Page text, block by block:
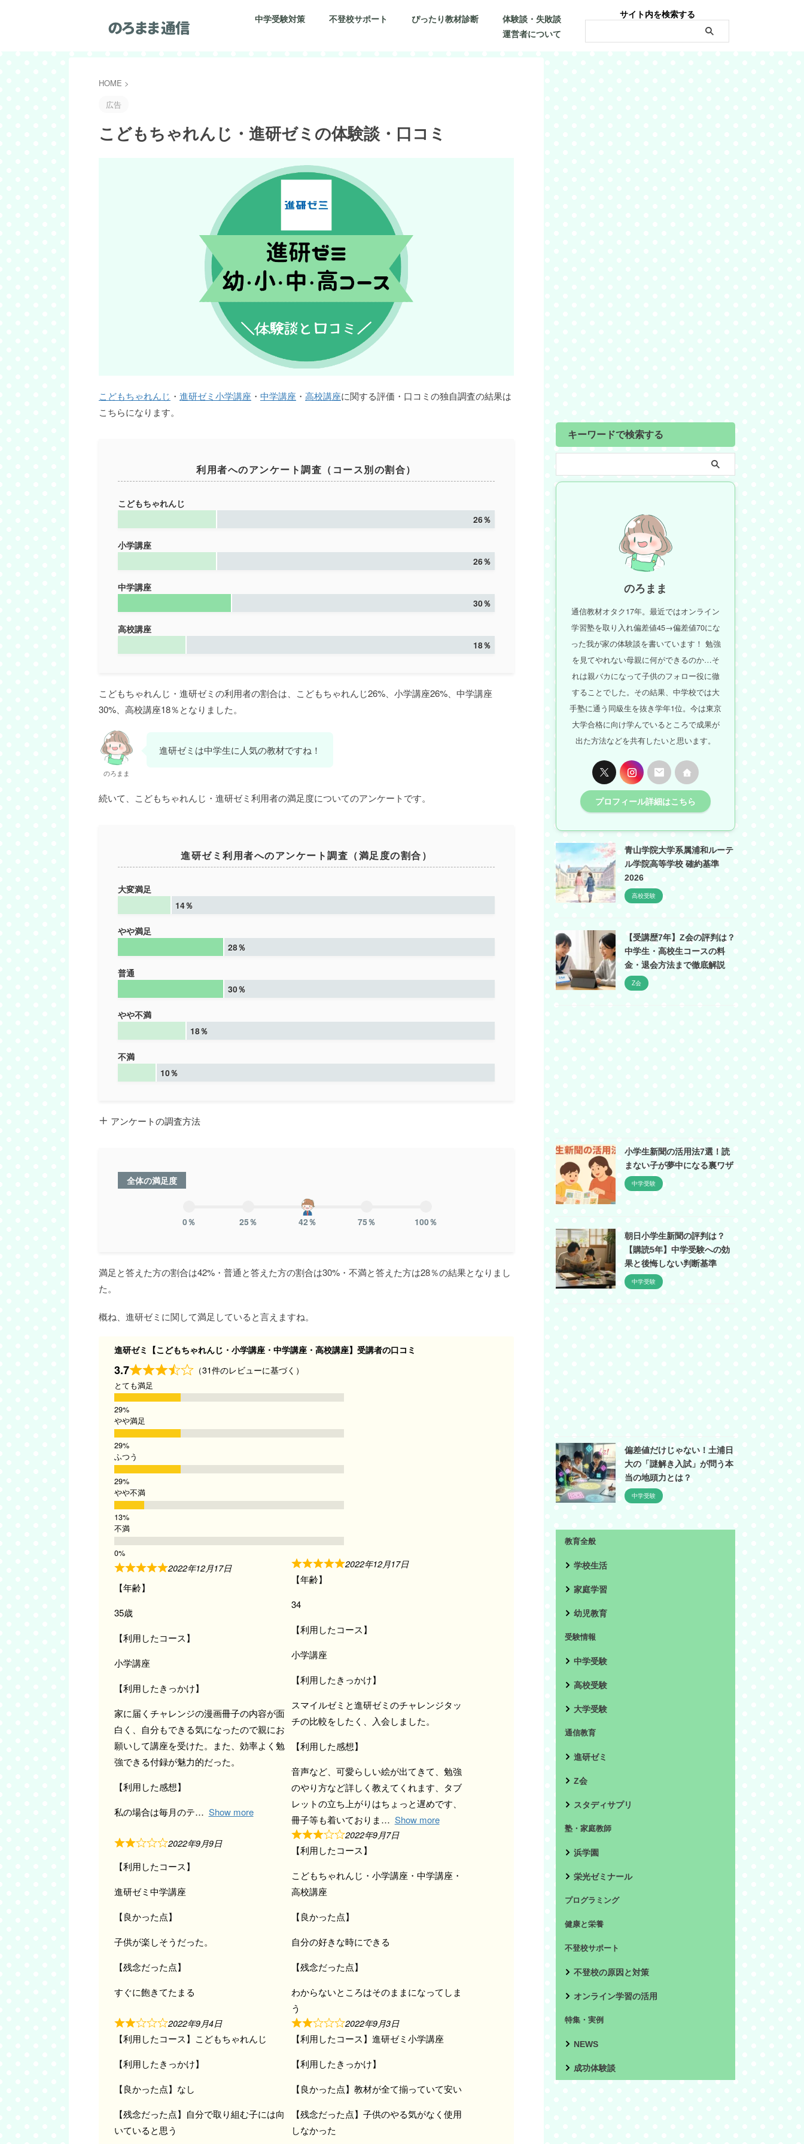
中学受験対策 不登校サポート ぴったり教材診断
体験談・失敗談
運営者について
サイト内を検索する
HOME >
広告
こどもちゃれんじ・進研ゼミの体験談・口コミ
こどもちゃれんじ ・ 進研ゼミ小学講座 ・ 中学講座 ・ 高校講座に関する評価・口コミの独自調査の結果は
こちらになります。
利用者へのアンケート調査（コース別の割合）
こどもちゃれんじ
26％
小学講座
26％
中学講座
30％
高校講座
18％
こどもちゃれんじ・進研ゼミの利用者の割合は、こどもちゃれんじ26%、小学講座26%、中学講座
30%、高校講座18％となりました。
のろまま
進研ゼミは中学生に人気の教材ですね！
続いて、こどもちゃれんじ・進研ゼミ利用者の満足度についてのアンケートです。
進研ゼミ利用者へのアンケート調査（満足度の割合）
大変満足
14％
やや満足
28％
普通
30％
やや不満
18％
不満
10％
アンケートの調査方法
全体の満足度
0％ 25％ 42％ 75％ 100％
満足と答えた方の割合は42%・普通と答えた方の割合は30%・不満と答えた方は28％の結果となりまし
た。
概ね、進研ゼミに関して満足していると言えますね。
進研ゼミ【こどもちゃれんじ・小学講座・中学講座・高校講座】受講者の口コミ
3.7 （31件のレビューに基づく）
とても満足
やや満足
ふつう
やや不満
不満
2022年12月17日
【年齢】
35歳
【利用したコース】
小学講座
【利用したきっかけ】
家に届くチャレンジの漫画冊子の内容が面
白く、自分もできる気になったので親にお
願いして講座を受けた。また、効率よく勉
強できる付録が魅力的だった。
【利用した感想】
私の場合は毎月のテ
Show more
2022年12月17日
【年齢】
34
【利用したコース】
小学講座
【利用したきっかけ】
スマイルゼミと進研ゼミのチャレンジタッ
チの比較をしたく、入会しました。
【利用した感想】
音声など、可愛らしい絵が出てきて、勉強
のやり方など詳しく教えてくれます、タブ
レットの立ち上がりはちょっと遅めです、
冊子等も着いておりま
Show more
2022年9月9日
【利用したコース】
進研ゼミ中学講座
【良かった点】
子供が楽しそうだった。
【残念だった点】
すぐに飽きてたまる
2022年9月7日
【利用したコース】
こどもちゃれんじ・小学講座・中学講座・
高校講座
【良かった点】
自分の好きな時にできる
【残念だった点】
わからないところはそのままになってしま
う
2022年9月4日
【利用したコース】こどもちゃれんじ
【利用したきっかけ】
【良かった点】なし
【残念だった点】自分で取り組む子には向
いていると思う
2022年9月3日
【利用したコース】進研ゼミ小学講座
【利用したきっかけ】
【良かった点】教材が全て揃っていて安い
【残念だった点】子供のやる気がなく使用
しなかった
キーワードで検索する
のろまま
通信教材オタク17年。最近ではオンライン
学習塾を取り入れ偏差値45→偏差値70にな
った我が家の体験談を書いています！ 勉強
を見てやれない母親に何ができるのか…そ
れは親バカになって子供のフォロー役に徹
することでした。その結果、中学校では大
手塾に通う同級生を抜き学年1位。今は東京
大学合格に向け学んでいるところで成果が
出た方法などを共有したいと思います。
プロフィール詳細はこちら
青山学院大学系属浦和ルーテ
ル学院高等学校 確約基準
2026
高校受験
【受講歴7年】Z会の評判は？
中学生・高校生コースの料
金・退会方法まで徹底解説
Z会
小学生新聞の活用法7選！読
まない子が夢中になる裏ワザ
中学受験
朝日小学生新聞の評判は？
【購読5年】中学受験への効
果と後悔しない判断基準
中学受験
偏差値だけじゃない！土浦日
大の「謎解き入試」が問う本
当の地頭力とは？
中学受験
教育全般
学校生活
家庭学習
幼児教育
受験情報
中学受験
高校受験
大学受験
通信教育
進研ゼミ
Z会
スタディサプリ
塾・家庭教師
浜学園
栄光ゼミナール
プログラミング
健康と栄養
不登校サポート
不登校の原因と対策
オンライン学習の活用
特集・実例
NEWS
成功体験談